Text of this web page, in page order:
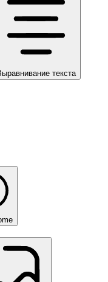
текста